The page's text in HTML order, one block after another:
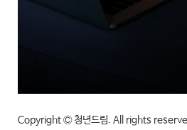
Copyright Ⓒ 청년드림. All rights